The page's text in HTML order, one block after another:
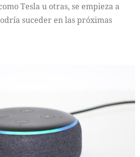
Tesla u otras, se empieza a
suceder en las próximas